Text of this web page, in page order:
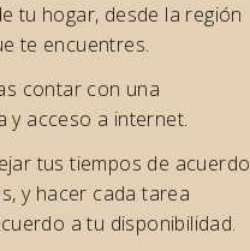
tu hogar, desde la región
te encuentres.
contar con una
y acceso a internet.
tus tiempos de acuerdo
y hacer cada tarea
a tu disponibilidad.